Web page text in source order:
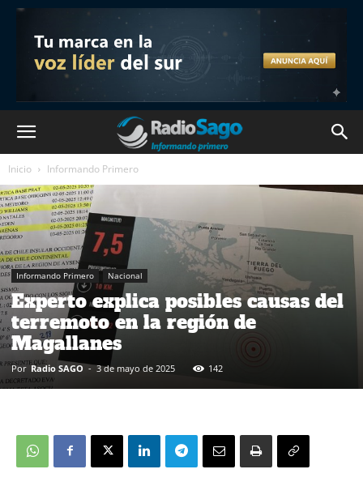
Inicio Informando Primero
Informando Primero Nacional
Experto explica posibles causas del
terremoto en la región de
Magallanes
Por Radio SAGO - 3 de mayo de 2025 142